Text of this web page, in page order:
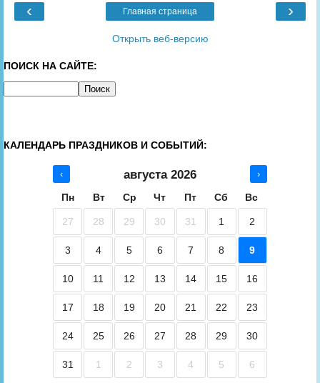
‹ ›
Главная страница
Открыть веб-версию
ПОИСК НА САЙТЕ:
КАЛЕНДАРЬ ПРАЗДНИКОВ И СОБЫТИЙ:
‹ августа 2026 ›
Пн Вт Ср Чт Пт Сб Вс
27 28 29 30 31 1 2
3 4 5 6 7 8 9
10 11 12 13 14 15 16
17 18 19 20 21 22 23
24 25 26 27 28 29 30
31 1 2 3 4 5 6